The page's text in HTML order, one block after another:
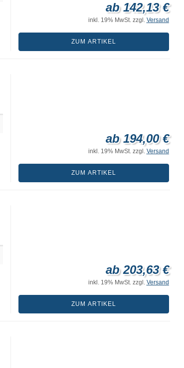
ab 142,13 €
inkl. 19% MwSt. zzgl. Versand
ZUM ARTIKEL
ab 194,00 €
inkl. 19% MwSt. zzgl. Versand
ZUM ARTIKEL
ab 203,63 €
inkl. 19% MwSt. zzgl. Versand
ZUM ARTIKEL